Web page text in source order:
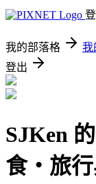
我的部落格 我
登出
SJKen
食‧旅行